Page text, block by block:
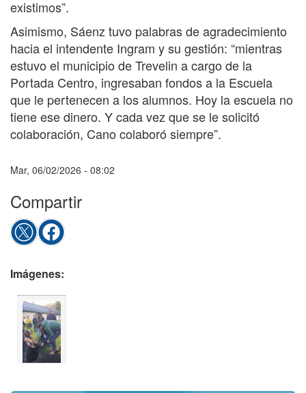
existimos”.
Asimismo, Sáenz tuvo palabras de agradecimiento
hacia el intendente Ingram y su gestión: “mientras
estuvo el municipio de Trevelin a cargo de la
Portada Centro, ingresaban fondos a la Escuela
que le pertenecen a los alumnos. Hoy la escuela no
tiene ese dinero. Y cada vez que se le solicitó
colaboración, Cano colaboró siempre”.
Mar, 06/02/2026 - 08:02
Compartir
Imágenes: